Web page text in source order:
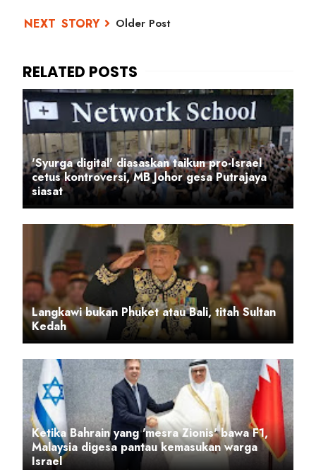
Older Post
'Syurga digital' diasaskan taikun pro-Israel
cetus kontroversi, MB Johor gesa Putrajaya
siasat
Langkawi bukan Phuket atau Bali, titah Sultan
Kedah
Ketika Bahrain yang 'mesra Zionis' bawa F1,
Malaysia digesa pantau kemasukan warga
Israel